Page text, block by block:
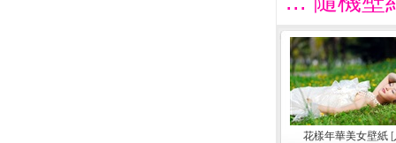
花樣年華美女壁紙 [